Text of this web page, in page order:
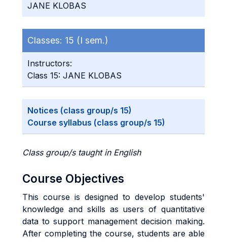
JANE KLOBAS
Classes: 15 (I sem.)
Instructors:
Class 15: JANE KLOBAS
Notices (class group/s 15)
Course syllabus (class group/s 15)
Class group/s taught in English
Course Objectives
This course is designed to develop students'
knowledge and skills as users of quantitative
data to support management decision making.
After completing the course, students are able